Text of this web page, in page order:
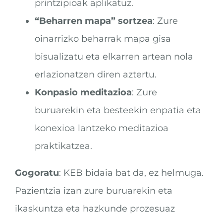
printzipioak aplikatuz.
“Beharren mapa” sortzea: Zure
oinarrizko beharrak mapa gisa
bisualizatu eta elkarren artean nola
erlazionatzen diren aztertu.
Konpasio meditazioa: Zure
buruarekin eta besteekin enpatia eta
konexioa lantzeko meditazioa
praktikatzea.
Gogoratu: KEB bidaia bat da, ez helmuga.
Pazientzia izan zure buruarekin eta
ikaskuntza eta hazkunde prozesuaz